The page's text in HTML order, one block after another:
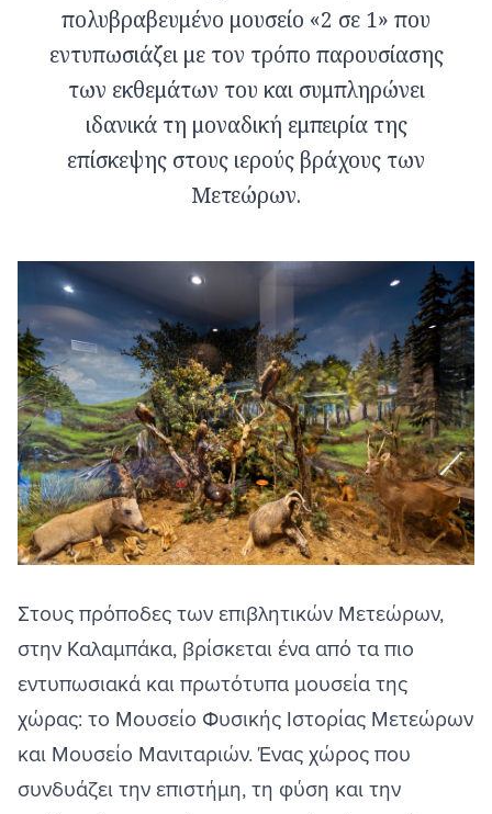
πολυβραβευμένο μουσείο «2 σε 1» που
εντυπωσιάζει με τον τρόπο παρουσίασης
των εκθεμάτων του και συμπληρώνει
ιδανικά τη μοναδική εμπειρία της
επίσκεψης στους ιερούς βράχους των
Μετεώρων.
Στους πρόποδες των επιβλητικών Μετεώρων,
στην Καλαμπάκα, βρίσκεται ένα από τα πιο
εντυπωσιακά και πρωτότυπα μουσεία της
χώρας: το Μουσείο Φυσικής Ιστορίας Μετεώρων
και Μουσείο Μανιταριών. Ένας χώρος που
συνδυάζει την επιστήμη, τη φύση και την